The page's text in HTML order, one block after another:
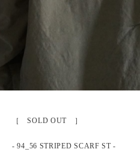
［ SOLD OUT ］
- 94_56 STRIPED SCARF ST -